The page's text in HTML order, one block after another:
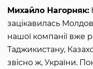
Михайло Нагорняк:
зацікавилась
нашої компанії вже
Таджикистану,
звісно ж, України.